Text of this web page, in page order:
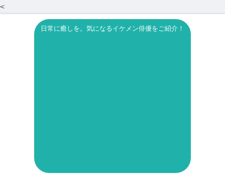
<
日常に癒しを。気になるイケメン俳優をご紹介！